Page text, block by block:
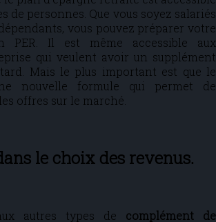
de personnes. Que vous soyez salariés
vous pouvez préparer votre
PER. Il est même accessible aux
qui veulent avoir un supplément
Mais le plus important est que le
nouvelle formule qui permet de
offres sur le marché.
le choix des revenus.
autres types de complément de